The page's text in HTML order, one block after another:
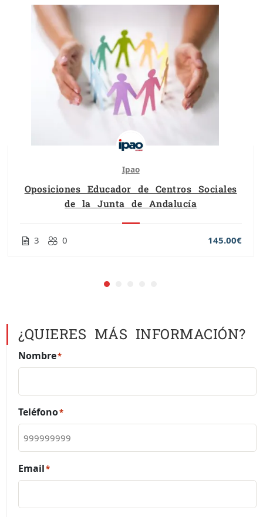
Ipao
Oposiciones Educador de Centros Sociales
de la Junta de Andalucía
3 0 145.00€
¿QUIERES MÁS INFORMACIÓN?
Nombre*
Teléfono*
Email*